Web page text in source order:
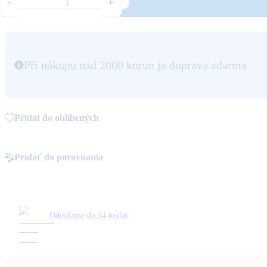
Při nákupu nad 2000 korun je doprava zdarma
Přidat do oblíbených
Pridať do porovnania
Odesíláme do 24 hodin